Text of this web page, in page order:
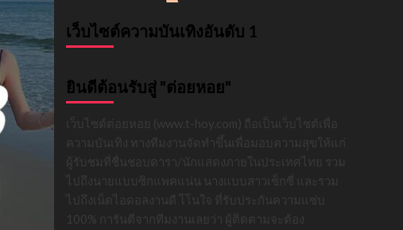
เว็บไซต์ความบันเทิงอันดับ 1
ยินดีต้อนรับสู่ "ต่อยหอย"
เว็บไซต์ต่อยหอย (www.t-hoy.com) ถือเป็นเว็บไซต์เพื่อ
ความบันเทิง ทางทีมงานจัดทำขึ้นเพื่อมอบความสุขให้แก่
ผู้รับชมที่ชื่นชอบดารา/นักแสดงภายในประเทศไทย รวม
ไปถึงนายแบบซิกแพคแน่น นางแบบสาวเซ็กซี่ และรวม
ไปถึงเน็ตไอดอลงานดี โโนใจ ที่รับประกันความแซ่บ
100% การันตีจากทีมงานเลยว่า ผู้ติดตามจะต้อง